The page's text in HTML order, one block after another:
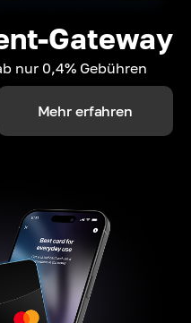
Gateway
nur 0,4% Gebühren
Mehr erfahren